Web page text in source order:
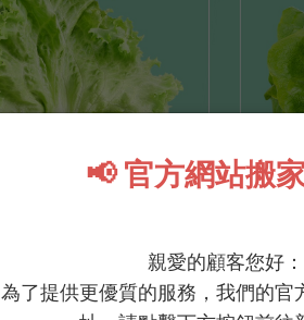
📢 官方網站搬
親愛的顧客您好：
為了提供更優質的服務，我們的官
蔬菜隨著光